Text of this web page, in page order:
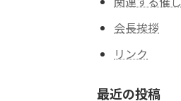
会長挨拶
リンク
最近の投稿